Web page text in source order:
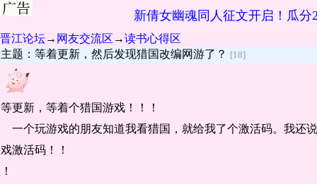
新倩女幽魂同人征文开启！瓜分
晋江论坛→ 网友交流区 →读书心得区
主题：等着更新，然后发现猎国改编网游了？ [18]
等更新，等着个猎国游戏！！！
一个玩游戏的朋友知道我看猎国，就给我了个激活码。我还
戏激活码！！
！